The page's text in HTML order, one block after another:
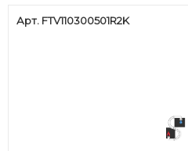
Арт. FTV110300501R2K